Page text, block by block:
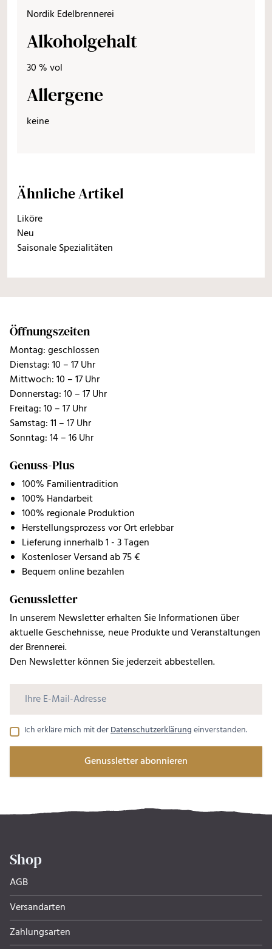
Nordik Edelbrennerei
Alkoholgehalt
30 % vol
Allergene
keine
Ähnliche Artikel
Liköre
Neu
Saisonale Spezialitäten
Öffnungszeiten
Montag: geschlossen
Dienstag: 10 – 17 Uhr
Mittwoch: 10 – 17 Uhr
Donnerstag: 10 – 17 Uhr
Freitag: 10 – 17 Uhr
Samstag: 11 – 17 Uhr
Sonntag: 14 – 16 Uhr
Genuss-Plus
100% Familientradition
100% Handarbeit
100% regionale Produktion
Herstellungsprozess vor Ort erlebbar
Lieferung innerhalb 1 - 3 Tagen
Kostenloser Versand ab 75 €
Bequem online bezahlen
Genussletter
In unserem Newsletter erhalten Sie Informationen über
aktuelle Geschehnisse, neue Produkte und Veranstaltungen
der Brennerei.
Den Newsletter können Sie jederzeit abbestellen.
Ich erkläre mich mit derDatenschutzerklärungeinverstanden.
Genussletter abonnieren
Shop
AGB
Versandarten
Zahlungsarten